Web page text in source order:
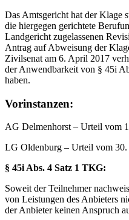
Das Amtsgericht hat der Klage
die hiergegen gerichtete
Landgericht zugelassenen
Antrag auf Abweisung der
Zivilsenat am 6. April 2017
der Anwendbarkeit von § 45i
haben.
Vorinstanzen:
AG Delmenhorst – Urteil vom
LG Oldenburg – Urteil vom 30.
§ 45i Abs. 4 Satz 1 TKG:
Soweit der Teilnehmer
von Leistungen des Anbieters
der Anbieter keinen Anspruch